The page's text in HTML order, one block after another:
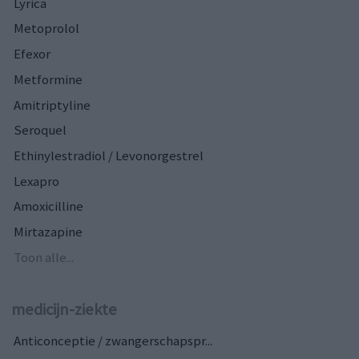
Metoprolol
Efexor
Metformine
Amitriptyline
Seroquel
Ethinylestradiol / Levonorgestrel
Lexapro
Amoxicilline
Mirtazapine
Toon alle...
medicijn-ziekte
Anticonceptie / zwangerschapspr...